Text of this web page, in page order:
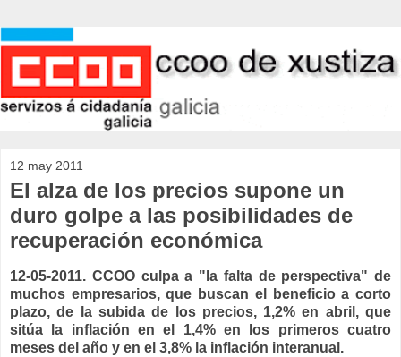
12 may 2011
El alza de los precios supone un
duro golpe a las posibilidades de
recuperación económica
12-05-2011. CCOO culpa a "la falta de perspectiva" de
muchos empresarios, que buscan el beneficio a corto
plazo, de la subida de los precios, 1,2% en abril, que
sitúa la inflación en el 1,4% en los primeros cuatro
meses del año y en el 3,8% la inflación interanual.